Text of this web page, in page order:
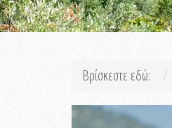
Βρίσκεστε εδώ: